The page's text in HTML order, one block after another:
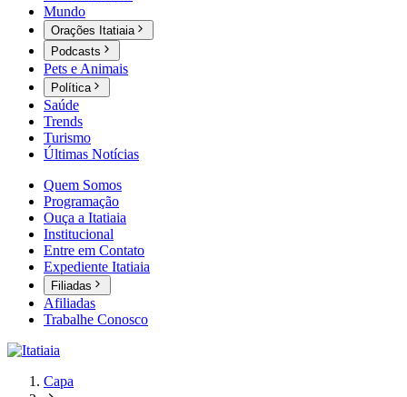
Mundo
Orações Itatiaia
Podcasts
Pets e Animais
Política
Saúde
Trends
Turismo
Últimas Notícias
Quem Somos
Programação
Ouça a Itatiaia
Institucional
Entre em Contato
Expediente Itatiaia
Filiadas
Afiliadas
Trabalhe Conosco
Capa